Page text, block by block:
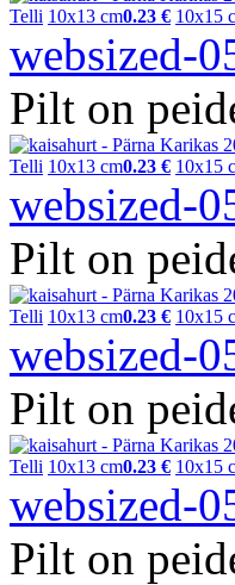
Telli 10x13 cm0.23 € 10x15
websized-
Pilt on
Telli 10x13 cm0.23 € 10x15
websized-
Pilt on
Telli 10x13 cm0.23 € 10x15
websized-
Pilt on
Telli 10x13 cm0.23 € 10x15
websized-
Pilt on